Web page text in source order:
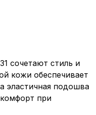
сочетают стиль и
кожи обеспечивает
эластичная подошва
комфорт при